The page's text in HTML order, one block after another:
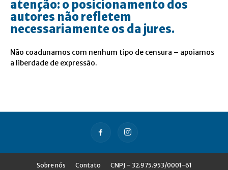
atenção: o posicionamento dos
autores não refletem
necessariamente os da jures.
Não coadunamos com nenhum tipo de censura – apoiamos
a liberdade de expressão.
Sobre nós Contato CNPJ – 32.975.953/0001-61